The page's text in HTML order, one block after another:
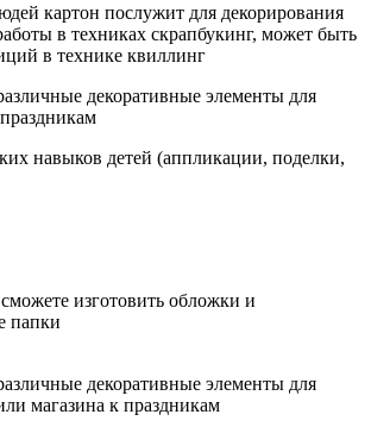
картон послужит для декорирования
в техниках скрапбукинг, может быть
в технике квиллинг
декоративные элементы для
навыков детей (аппликации, поделки,
изготовить обложки и
папки
декоративные элементы для
магазина к праздникам